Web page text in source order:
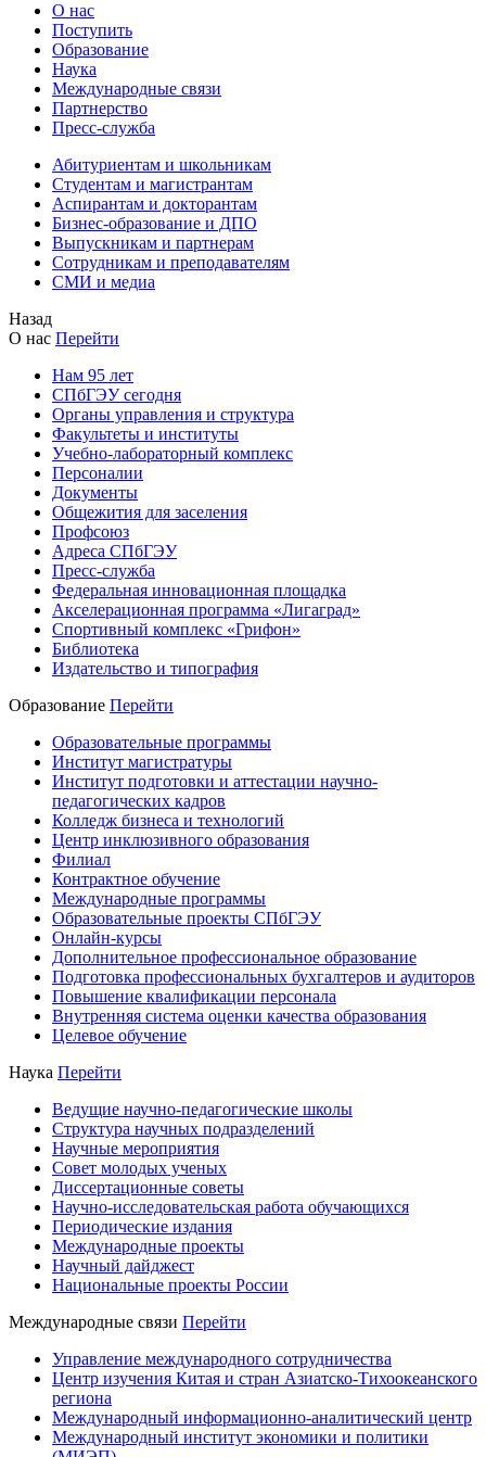
О нас
Поступить
Образование
Наука
Международные связи
Партнерство
Пресс-служба
Абитуриентам и школьникам
Студентам и магистрантам
Аспирантам и докторантам
Бизнес-образование и ДПО
Выпускникам и партнерам
Сотрудникам и преподавателям
СМИ и медиа
Назад
О нас Перейти
Нам 95 лет
СПбГЭУ сегодня
Органы управления и структура
Факультеты и институты
Учебно-лабораторный комплекс
Персоналии
Документы
Общежития для заселения
Профсоюз
Адреса СПбГЭУ
Пресс-служба
Федеральная инновационная площадка
Акселерационная программа «Лигаград»­­
Спортивный комплекс «Грифон»
Библиотека
Издательство и типография
Образование Перейти
Образовательные программы
Институт магистратуры
Институт подготовки и аттестации научно-
педагогических кадров
Колледж бизнеса и технологий
Центр инклюзивного образования
Филиал
Контрактное обучение
Международные программы
Образовательные проекты СПбГЭУ
Онлайн-курсы
Дополнительное профессиональное образование
Подготовка профессиональных бухгалтеров и аудиторов
Повышение квалификации персонала
Внутренняя система оценки качества образования
Целевое обучение
Наука Перейти
Ведущие научно-педагогические школы
Структура научных подразделений
Научные мероприятия
Совет молодых ученых
Диссертационные советы
Научно-исследовательская работа обучающихся
Периодические издания
Международные проекты
Научный дайджест
Национальные проекты России
Международные связи Перейти
Управление международного сотрудничества
Центр изучения Китая и стран Азиатско-Тихоокеанского
региона
Международный информационно-аналитический центр
Международный институт экономики и политики